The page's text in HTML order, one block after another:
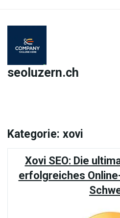
content
seoluzern.ch
Kategorie: xovi
Xovi SEO: Die
erfolgreiches